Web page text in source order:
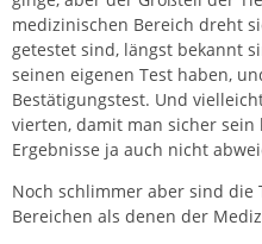
medizinischen Bereich dreht
getestet sind, längst bekannt
seinen eigenen Test haben,
Bestätigungstest. Und
vierten, damit man sicher sein
Ergebnisse ja auch nicht
Noch schlimmer aber sind die
Bereichen als denen der